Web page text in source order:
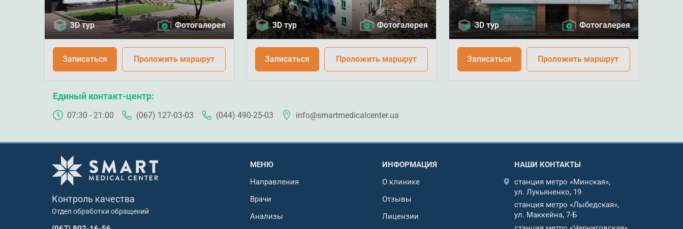
3D тур Фотогалерея
Записаться Проложить маршрут
3D тур Фотогалерея
Записаться Проложить маршрут
3D тур Фотогалерея
Записаться Проложить маршрут
Единый контакт-центр
07:30 - 21:00 (067) 127-03-03 (044) 490-25-03 info@smartmedicalcenter.ua
Контроль качества
Отдел обработки обращений
НАШИ КОНТАКТЫ
станция метро «Минская»,
ул. Лукьяненко, 19
станция метро «Лыбедская»,
ул. Маккейна, 7-Б
МЕНЮ
Направления
Врачи
Анализы
ИНФОРМАЦИЯ
О клинике
Отзывы
Лицензии